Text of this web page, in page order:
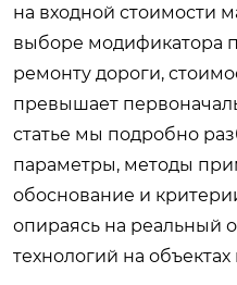
на входной стоимости
выборе модификатора
ремонту дороги,
превышает
статье мы подробно
параметры, методы
обоснование и
опираясь на реальный
технологий на